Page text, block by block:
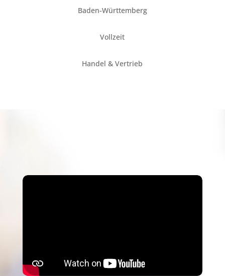
Baden-Württemberg
Vollzeit
Handel & Vertrieb